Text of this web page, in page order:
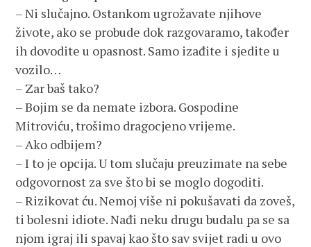
– Ni slučajno. Ostankom ugrožavate njihove
živote, ako se probude dok razgovaramo, također
ih dovodite u opasnost. Samo izađite i sjedite u
vozilo…
– Zar baš tako?
– Bojim se da nemate izbora. Gospodine
Mitroviću, trošimo dragocjeno vrijeme.
– Ako odbijem?
– I to je opcija. U tom slučaju preuzimate na sebe
odgovornost za sve što bi se moglo dogoditi.
– Rizikovat ću. Nemoj više ni pokušavati da zoveš,
ti bolesni idiote. Nađi neku drugu budalu pa se sa
njom igraj ili spavaj kao što sav svijet radi u ovo